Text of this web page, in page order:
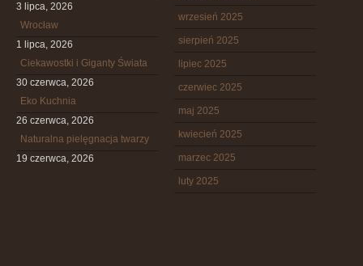
3 lipca, 2026
Wrocław
1 lipca, 2026
Ciekawostki i Giganty Świata
30 czerwca, 2026
Eko Kuchnia
26 czerwca, 2026
Naturalna pielęgnacja twarzy
19 czerwca, 2026
wrzesień 2025
sierpień 2025
lipiec 2025
czerwiec 2025
maj 2025
kwiecień 2025
marzec 2025
luty 2025